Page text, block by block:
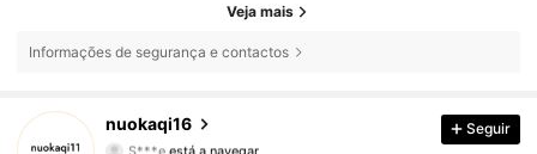
Veja mais
Informações de segurança e contactos
nuokaqi16
4,70
S***e está a navegar
Seguir